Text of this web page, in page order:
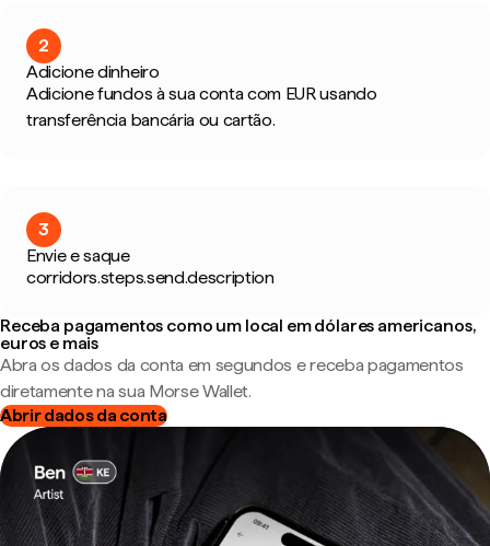
2
Adicione dinheiro
Adicione fundos à sua conta com EUR usando
transferência bancária ou cartão.
3
Envie e saque
corridors.steps.send.description
Receba pagamentos como um local em dólares americanos,
euros e mais
Abra os dados da conta em segundos e receba pagamentos
diretamente na sua Morse Wallet.
Abrir dados da conta